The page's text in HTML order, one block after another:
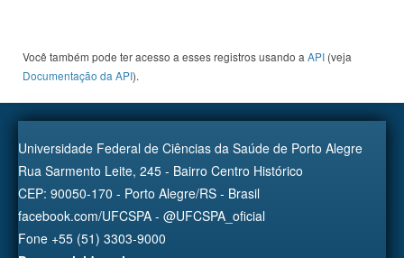
Você também pode ter acesso a esses registros usando a API (veja
Documentação da API).
Universidade Federal de Ciências da Saúde de Porto Alegre
Rua Sarmento Leite, 245 - Bairro Centro Histórico
CEP: 90050-170 - Porto Alegre/RS - Brasil
facebook.com/UFCSPA - @UFCSPA_oficial
Fone +55 (51) 3303-9000